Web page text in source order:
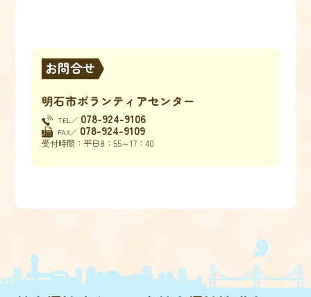
お問合せ
明石市ボランティアセンター
TEL／ 078-924-9106
FAX／ 078-924-9109
受付時間：平日8：55～17：40